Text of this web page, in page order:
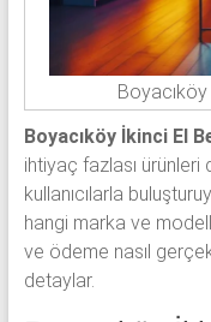
Boyacıköy İkinci El
ihtiyaç fazlası
kullanıcılarla
hangi marka ve
ve ödeme nasıl
detaylar.